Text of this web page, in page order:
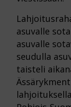
asuvalle
asuvalle
seudulla
taisteli